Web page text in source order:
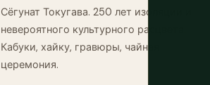
Сёгунат Токугава. 250 лет изоляции и
невероятного культурного расцвета.
Кабуки, хайку, гравюры, чайная
церемония.